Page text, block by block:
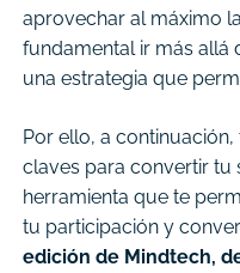
aprovechar al máximo
fundamental ir más allá
una estrategia que
Por ello, a
claves para convertir tu
herramienta que te
tu participación y
edición de Mindtech,